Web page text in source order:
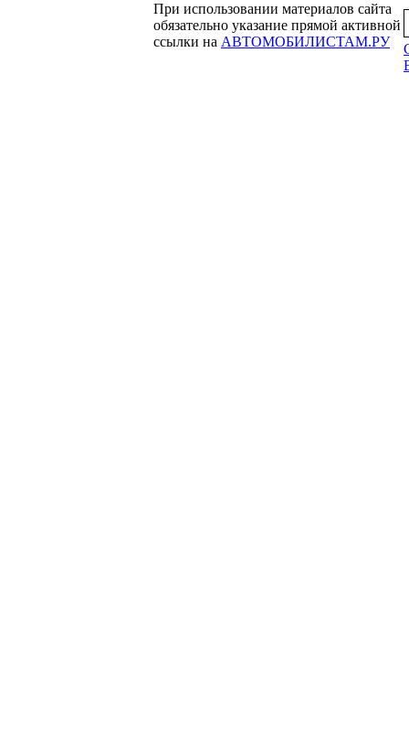
При использовании материалов сайта
обязательно указание прямой активной
ссылки на АВТОМОБИЛИСТАМ.РУ